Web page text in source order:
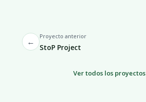
← Proyecto anterior
StoP Project
Ver todos los proyectos